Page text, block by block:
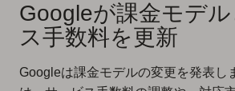
Googleが課金モデ
ス手数料を更新
Googleは課金モデルの変更を発表し